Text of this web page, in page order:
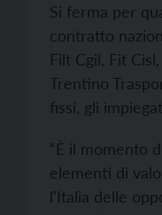
Si ferma per
contratto
Filt Cgil, Fit
Trentino
fissi, gli
“È il momento
elementi di
l’Italia delle